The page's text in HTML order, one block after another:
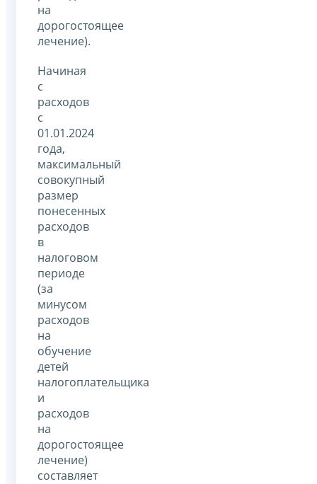
на
дорогостоящее
лечение).
Начиная
с
расходов
с
01.01.2024
года,
максимальный
совокупный
размер
понесенных
расходов
в
налоговом
периоде
(за
минусом
расходов
на
обучение
детей
налогоплательщика
и
расходов
на
дорогостоящее
лечение)
составляет